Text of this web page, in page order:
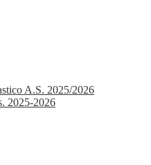
A.S. 2025/2026
2025-2026